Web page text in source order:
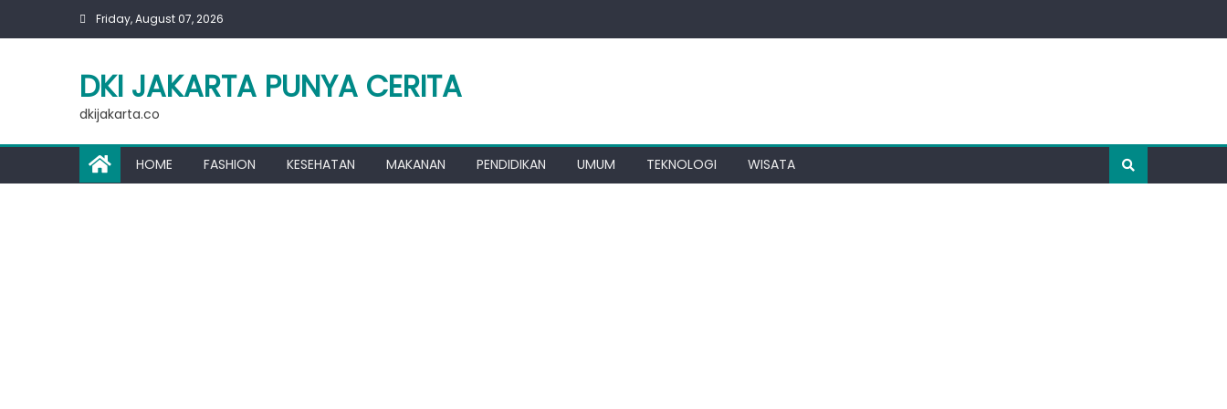
Friday, August 07, 2026
DKI JAKARTA PUNYA CERITA
dkijakarta.co
HOME FASHION KESEHATAN MAKANAN PENDIDIKAN UMUM TEKNOLOGI WISATA